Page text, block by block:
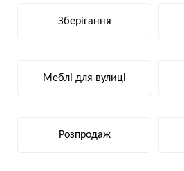
Зберігання
Меблі для вулиці
Розпродаж